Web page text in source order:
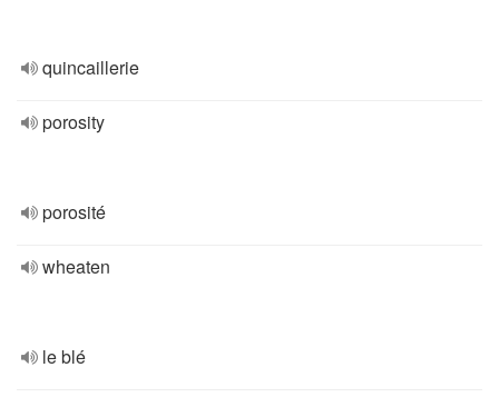
quincaillerie
porosity
porosité
wheaten
le blé